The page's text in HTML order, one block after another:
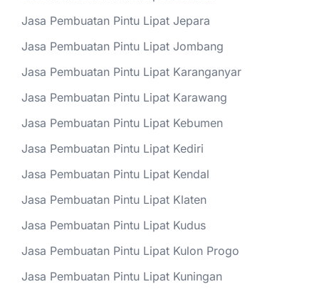
Jasa Pembuatan Pintu Lipat Jepara
Jasa Pembuatan Pintu Lipat Jombang
Jasa Pembuatan Pintu Lipat Karanganyar
Jasa Pembuatan Pintu Lipat Karawang
Jasa Pembuatan Pintu Lipat Kebumen
Jasa Pembuatan Pintu Lipat Kediri
Jasa Pembuatan Pintu Lipat Kendal
Jasa Pembuatan Pintu Lipat Klaten
Jasa Pembuatan Pintu Lipat Kudus
Jasa Pembuatan Pintu Lipat Kulon Progo
Jasa Pembuatan Pintu Lipat Kuningan